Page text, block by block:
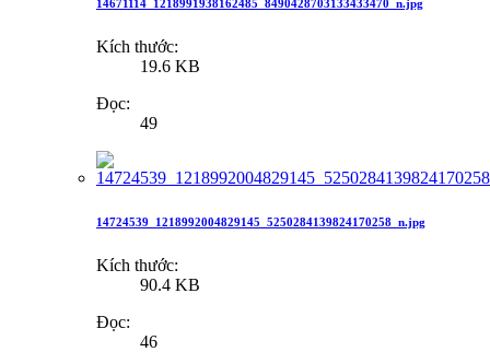
14671114_1218991938162485_8490428703133433470_n.jpg
Kích thước:
19.6 KB
Đọc:
49
14724539_1218992004829145_5250284139824170258_n.jpg
Kích thước:
90.4 KB
Đọc:
46